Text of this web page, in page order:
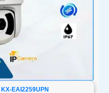
EAI2259UPN